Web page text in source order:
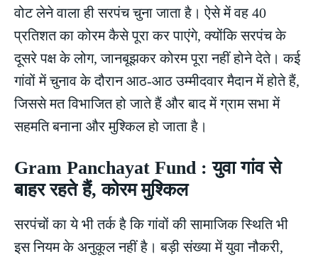
वोट लेने वाला ही सरपंच चुना जाता है। ऐसे में वह 40
प्रतिशत का कोरम कैसे पूरा कर पाएंगे, क्योंकि सरपंच के
दूसरे पक्ष के लोग, जानबूझकर कोरम पूरा नहीं होने देते। कई
गांवों में चुनाव के दौरान आठ-आठ उम्मीदवार मैदान में होते हैं,
जिससे मत विभाजित हो जाते हैं और बाद में ग्राम सभा में
सहमति बनाना और मुश्किल हो जाता है।
Gram Panchayat Fund : युवा गांव से
बाहर रहते हैं, कोरम मुश्किल
सरपंचों का ये भी तर्क है कि गांवों की सामाजिक स्थिति भी
इस नियम के अनुकूल नहीं है। बड़ी संख्या में युवा नौकरी,